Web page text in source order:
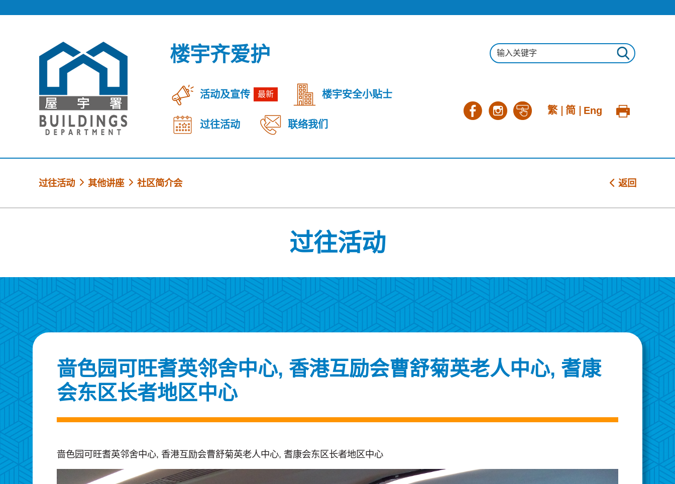
楼宇齐爱护
活动及宣传 最新 楼宇安全小贴士
过往活动 联络我们
繁 简 Eng
过往活动 其他讲座 社区简介会 返回
过往活动
啬色园可旺耆英邻舍中心, 香港互励会曹舒菊英老人中心, 耆康
会东区长者地区中心
啬色园可旺耆英邻舍中心, 香港互励会曹舒菊英老人中心, 耆康会东区长者地区中心